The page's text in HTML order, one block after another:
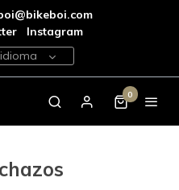
Instagram
0